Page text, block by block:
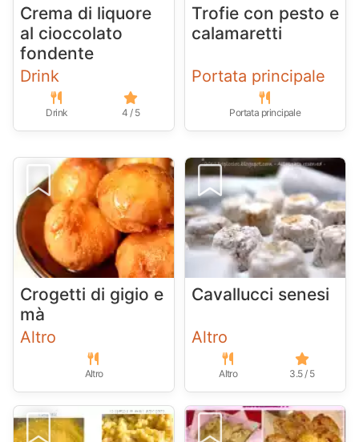
Crema di liquore
al cioccolato
fondente
Drink
Drink 4 / 5
Trofie con pesto e
calamaretti
Portata principale
Portata principale
Crogetti di gigio e
mà
Altro
Altro
Cavallucci senesi
Altro
Altro 3.5 / 5